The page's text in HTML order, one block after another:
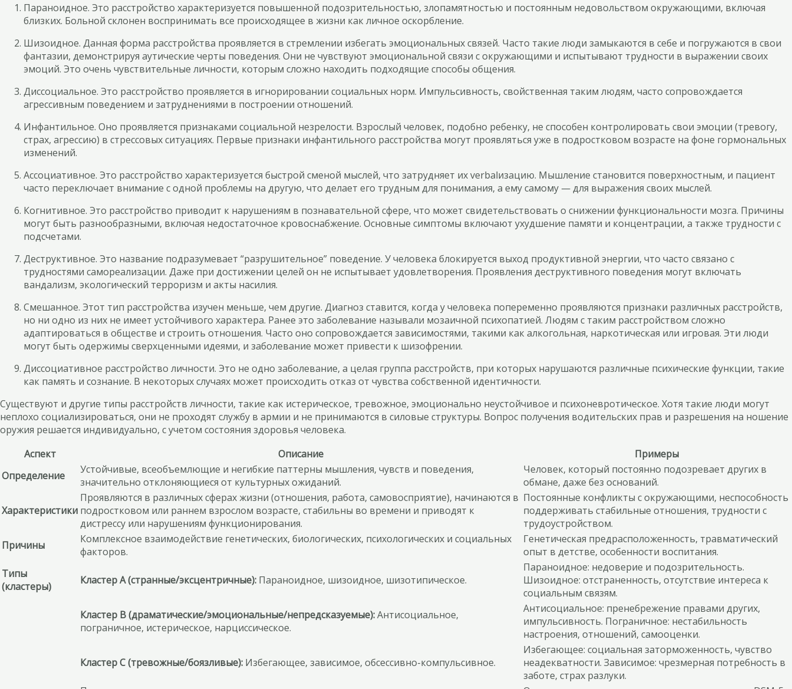
Параноидное. Это расстройство характеризуется повышенной подозрительностью, злопамятностью и постоянным недовольством окружающими, включая
близких. Больной склонен воспринимать все происходящее в жизни как личное оскорбление.
Шизоидное. Данная форма расстройства проявляется в стремлении избегать эмоциональных связей. Часто такие люди замыкаются в себе и погружаются в свои
фантазии, демонстрируя аутические черты поведения. Они не чувствуют эмоциональной связи с окружающими и испытывают трудности в выражении своих
эмоций. Это очень чувствительные личности, которым сложно находить подходящие способы общения.
Диссоциальное. Это расстройство проявляется в игнорировании социальных норм. Импульсивность, свойственная таким людям, часто сопровождается
агрессивным поведением и затруднениями в построении отношений.
Инфантильное. Оно проявляется признаками социальной незрелости. Взрослый человек, подобно ребенку, не способен контролировать свои эмоции (тревогу,
страх, агрессию) в стрессовых ситуациях. Первые признаки инфантильного расстройства могут проявляться уже в подростковом возрасте на фоне гормональных
изменений.
Ассоциативное. Это расстройство характеризуется быстрой сменой мыслей, что затрудняет их verbalизацию. Мышление становится поверхностным, и пациент
часто переключает внимание с одной проблемы на другую, что делает его трудным для понимания, а ему самому — для выражения своих мыслей.
Когнитивное. Это расстройство приводит к нарушениям в познавательной сфере, что может свидетельствовать о снижении функциональности мозга. Причины
могут быть разнообразными, включая недостаточное кровоснабжение. Основные симптомы включают ухудшение памяти и концентрации, а также трудности с
подсчетами.
Деструктивное. Это название подразумевает “разрушительное” поведение. У человека блокируется выход продуктивной энергии, что часто связано с
трудностями самореализации. Даже при достижении целей он не испытывает удовлетворения. Проявления деструктивного поведения могут включать
вандализм, экологический терроризм и акты насилия.
Смешанное. Этот тип расстройства изучен меньше, чем другие. Диагноз ставится, когда у человека попеременно проявляются признаки различных расстройств,
но ни одно из них не имеет устойчивого характера. Ранее это заболевание называли мозаичной психопатией. Людям с таким расстройством сложно
адаптироваться в обществе и строить отношения. Часто оно сопровождается зависимостями, такими как алкогольная, наркотическая или игровая. Эти люди
могут быть одержимы сверхценными идеями, и заболевание может привести к шизофрении.
Диссоциативное расстройство личности. Это не одно заболевание, а целая группа расстройств, при которых нарушаются различные психические функции, такие
как память и сознание. В некоторых случаях может происходить отказ от чувства собственной идентичности.
Существуют и другие типы расстройств личности, такие как истерическое, тревожное, эмоционально неустойчивое и психоневротическое. Хотя такие люди могут
неплохо социализироваться, они не проходят службу в армии и не принимаются в силовые структуры. Вопрос получения водительских прав и разрешения на ношение
оружия решается индивидуально, с учетом состояния здоровья человека.
Аспект
Описание
Примеры
Определение
Устойчивые, всеобъемлющие и негибкие паттерны мышления, чувств и поведения,
значительно отклоняющиеся от культурных ожиданий.
Человек, который постоянно подозревает других в
обмане, даже без оснований.
Характеристики
Проявляются в различных сферах жизни (отношения, работа, самовосприятие), начинаются в
подростковом или раннем взрослом возрасте, стабильны во времени и приводят к
дистрессу или нарушениям функционирования.
Постоянные конфликты с окружающими, неспособность
поддерживать стабильные отношения, трудности с
трудоустройством.
Причины
Комплексное взаимодействие генетических, биологических, психологических и социальных
факторов.
Генетическая предрасположенность, травматический
опыт в детстве, особенности воспитания.
Типы
(кластеры)
Кластер A (странные/эксцентричные): Параноидное, шизоидное, шизотипическое.
Параноидное: недоверие и подозрительность.
Шизоидное: отстраненность, отсутствие интереса к
социальным связям.
Кластер B (драматические/эмоциональные/непредсказуемые):Антисоциальное,
пограничное, истерическое, нарциссическое.
Антисоциальное: пренебрежение правами других,
импульсивность. Пограничное: нестабильность
настроения, отношений, самооценки.
Кластер C (тревожные/боязливые): Избегающее, зависимое, обсессивно-компульсивное.
Избегающее: социальная заторможенность, чувство
неадекватности. Зависимое: чрезмерная потребность в
заботе, страх разлуки.